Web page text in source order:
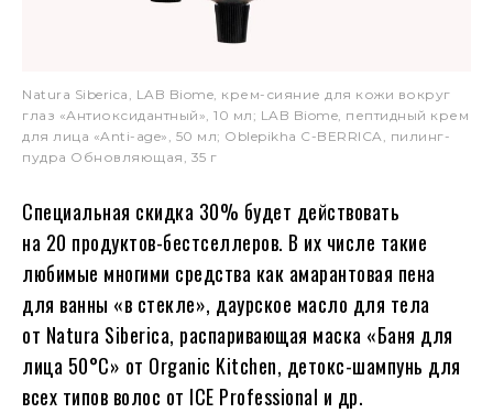
Natura Siberica, LAB Biome, крем-сияние для кожи вокруг
глаз «Антиоксидантный», 10 мл; LAB Biome, пептидный крем
для лица «Anti-age», 50 мл; Oblepikha C-BERRICA, пилинг-
пудра Обновляющая, 35 г
Специальная скидка 30% будет действовать
на 20 продуктов-бестселлеров. В их числе такие
любимые многими средства как амарантовая пена
для ванны «в стекле», даурское масло для тела
от Natura Siberica, распаривающая маска «Баня для
лица 50°С» от Organic Kitchen, детокс-шампунь для
всех типов волос от ICE Professional и др.